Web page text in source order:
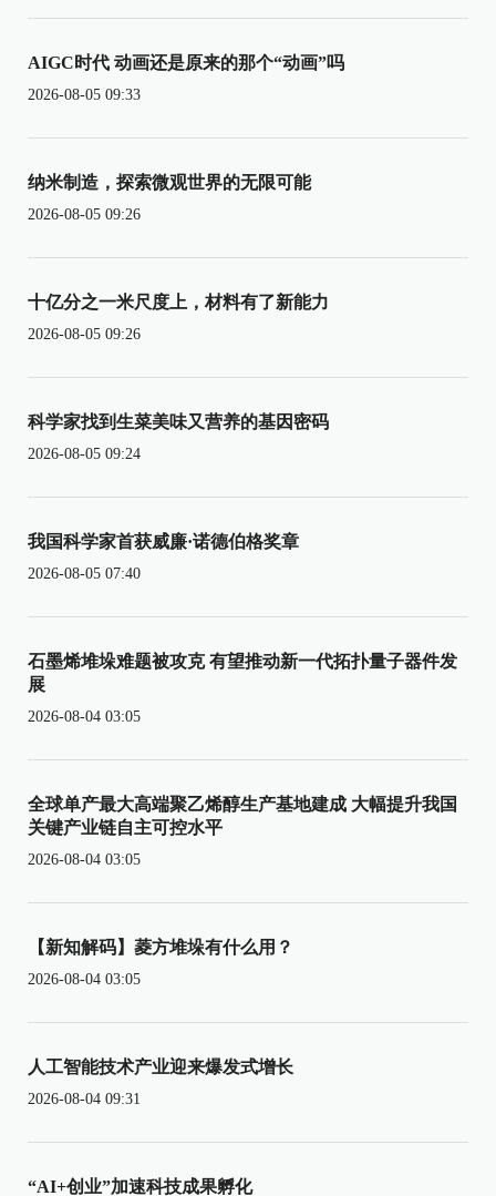
AIGC时代 动画还是原来的那个“动画”吗
2026-08-05 09:33
纳米制造，探索微观世界的无限可能
2026-08-05 09:26
十亿分之一米尺度上，材料有了新能力
2026-08-05 09:26
科学家找到生菜美味又营养的基因密码
2026-08-05 09:24
我国科学家首获威廉·诺德伯格奖章
2026-08-05 07:40
石墨烯堆垛难题被攻克 有望推动新一代拓扑量子器件发
展
2026-08-04 03:05
全球单产最大高端聚乙烯醇生产基地建成 大幅提升我国
关键产业链自主可控水平
2026-08-04 03:05
【新知解码】菱方堆垛有什么用？
2026-08-04 03:05
人工智能技术产业迎来爆发式增长
2026-08-04 09:31
“AI+创业”加速科技成果孵化